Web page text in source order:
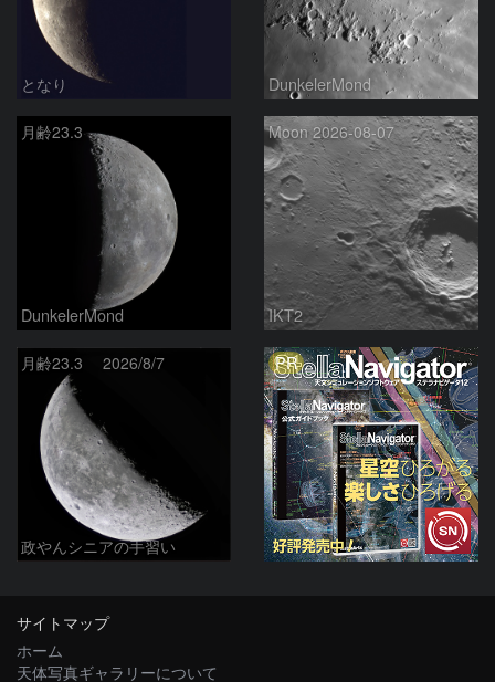
となり DunkelerMond
月齢23.3
DunkelerMond
Moon 2026-08-07
IKT2
月齢23.3 2026/8/7
政やんシニアの手習い
PR
サイトマップ
ホーム
天体写真ギャラリーについて